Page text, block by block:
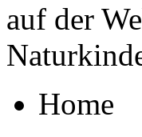
auf der
Home